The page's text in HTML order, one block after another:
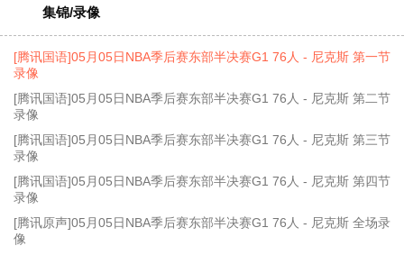
集锦/录像
[腾讯国语]05月05日NBA季后赛东部半决赛G1 76人 - 尼克斯 第一节
录像
[腾讯国语]05月05日NBA季后赛东部半决赛G1 76人 - 尼克斯 第二节
录像
[腾讯国语]05月05日NBA季后赛东部半决赛G1 76人 - 尼克斯 第三节
录像
[腾讯国语]05月05日NBA季后赛东部半决赛G1 76人 - 尼克斯 第四节
录像
[腾讯原声]05月05日NBA季后赛东部半决赛G1 76人 - 尼克斯 全场录
像